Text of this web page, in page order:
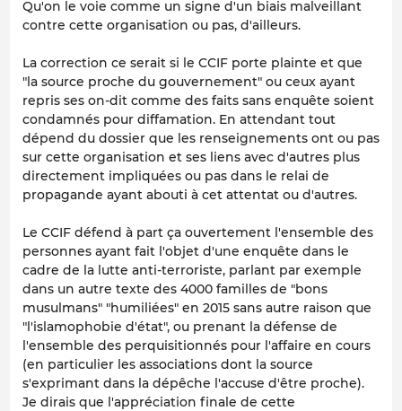
Qu'on le voie comme un signe d'un biais malveillant
contre cette organisation ou pas, d'ailleurs.
La correction ce serait si le CCIF porte plainte et que
"la source proche du gouvernement" ou ceux ayant
repris ses on-dit comme des faits sans enquête soient
condamnés pour diffamation. En attendant tout
dépend du dossier que les renseignements ont ou pas
sur cette organisation et ses liens avec d'autres plus
directement impliquées ou pas dans le relai de
propagande ayant abouti à cet attentat ou d'autres.
Le CCIF défend à part ça ouvertement l'ensemble des
personnes ayant fait l'objet d'une enquête dans le
cadre de la lutte anti-terroriste, parlant par exemple
dans un autre texte des 4000 familles de "bons
musulmans" "humiliées" en 2015 sans autre raison que
"l'islamophobie d'état", ou prenant la défense de
l'ensemble des perquisitionnés pour l'affaire en cours
(en particulier les associations dont la source
s'exprimant dans la dépêche l'accuse d'être proche).
Je dirais que l'appréciation finale de cette